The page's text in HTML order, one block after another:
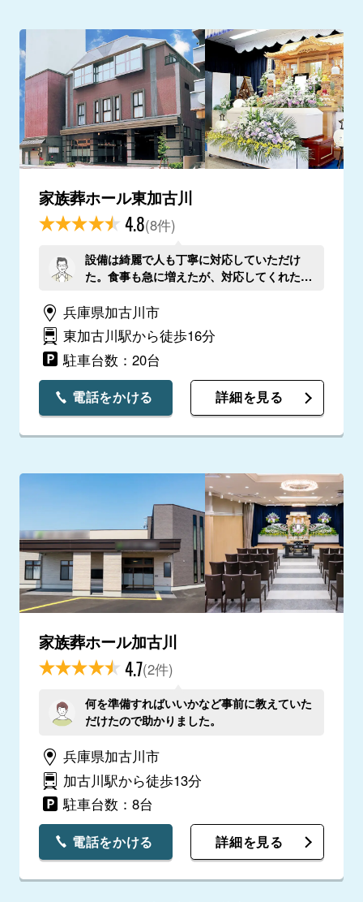
家族葬ホール東加古川
4.8(8件)
設備は綺麗で人も丁寧に対応していただけ
た。食事も急に増えたが、対応してくれた。
ばなと思いました。
兵庫県加古川市
東加古川駅から徒歩16分
駐車台数：20台
電話をかける 詳細を見る
家族葬ホール加古川
4.7(2件)
何を準備すればいいかなど事前に教えていた
だけたので助かりました。
兵庫県加古川市
加古川駅から徒歩13分
駐車台数：8台
電話をかける 詳細を見る